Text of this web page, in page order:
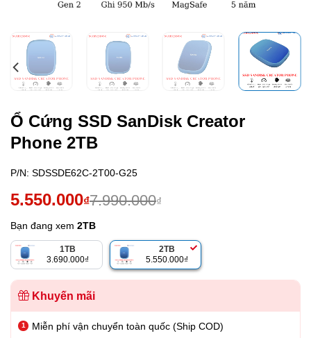
Ổ Cứng SSD SanDisk Creator
Phone 2TB
P/N: SDSSDE62C-2T00-G25
7.990.000₫
Giá
gốc
là:
7.990.000₫.
5.550.000₫
Giá
hiện
tại
là:
5.550.000₫.
Bạn đang xem 2TB
1TB
3.690.000₫
2TB
5.550.000₫
Khuyến mãi
Miễn phí vận chuyển toàn quốc (Ship COD)